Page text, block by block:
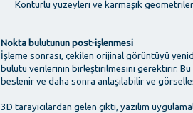
Konturlu yüzeyleri ve karmaşık
Nokta bulutunun post-işlenmesi
İşleme sonrası, çekilen orijinal görüntüyü
bulutu verilerinin birleştirilmesini gerektirir. Bu
beslenir ve daha sonra anlaşılabilir ve
3D tarayıcılardan gelen çıktı, yazılım